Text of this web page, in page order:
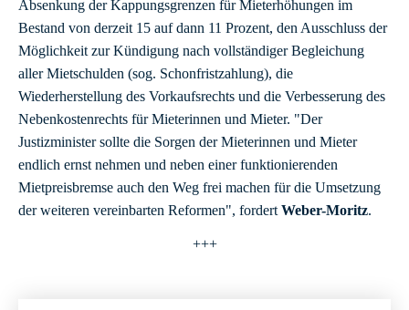
Absenkung der Kappungsgrenzen für Mieterhöhungen im
Bestand von derzeit 15 auf dann 11 Prozent, den Ausschluss der
Möglichkeit zur Kündigung nach vollständiger Begleichung
aller Mietschulden (sog. Schonfristzahlung), die
Wiederherstellung des Vorkaufsrechts und die Verbesserung des
Nebenkostenrechts für Mieterinnen und Mieter. "Der
Justizminister sollte die Sorgen der Mieterinnen und Mieter
endlich ernst nehmen und neben einer funktionierenden
Mietpreisbremse auch den Weg frei machen für die Umsetzung
der weiteren vereinbarten Reformen", fordert Weber-Moritz.
+++